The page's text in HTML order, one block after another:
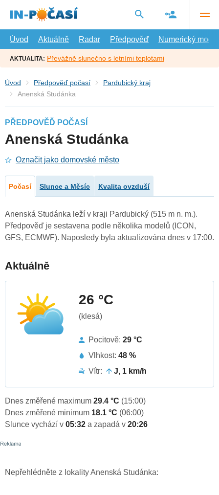
hlavní
Úvod
Aktuálně Radar Předpověď Numerický model
AKTUALITA: Převážně slunečno s letními teplotami
Úvod Předpověď počasí
Pardubický kraj
Anenská Studánka
PŘEDPOVĚĎ POČASÍ
Anenská Studánka
Označit jako domovské město
Počasí Slunce a Měsíc Kvalita ovzduší
Anenská Studánka leží v kraji Pardubický (515 m n. m.).
Předpověď je sestavena podle několika modelů (ICON,
GFS, ECMWF). Naposledy byla aktualizována dnes v 17:00.
Aktuálně
26 °C
(klesá)
Pocitově: 29 °C
Vlhkost: 48 %
Vítr:
J, 1 km/h
Dnes změřené maximum 29.4 °C (15:00)
Dnes změřené minimum 18.1 °C (06:00)
Slunce vychází v 05:32 a zapadá v 20:26
Nepřehlédněte z lokality Anenská Studánka: